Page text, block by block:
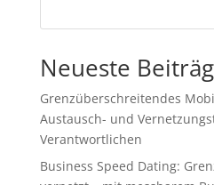
Neueste
Grenzüberschreitendes
Austausch- und
Verantwortlichen
Business Speed Dating: